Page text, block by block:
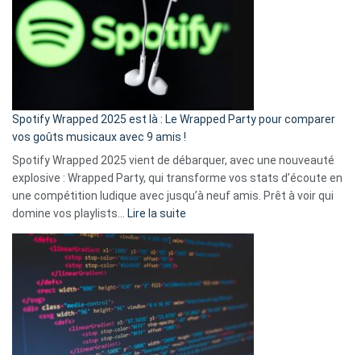
»
Solly
change
la
des
3
secondes
Spotify Wrapped 2025 est là : Le Wrapped Party pour comparer
vos goûts musicaux avec 9 amis !
Spotify Wrapped 2025 vient de débarquer, avec une nouveauté
explosive : Wrapped Party, qui transforme vos stats d’écoute en
une compétition ludique avec jusqu’à neuf amis. Prêt à voir qui
domine vos playlists… Lire la suite
Spotify
Wrapped
est
là
:
Le